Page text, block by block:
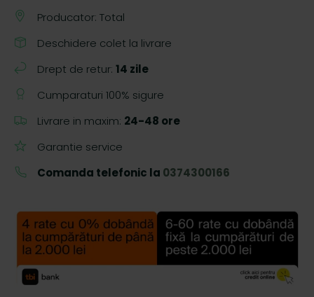
Producator: Total
Deschidere colet la livrare
Drept de retur: 14 zile
Cumparaturi 100% sigure
Livrare in maxim: 24-48 ore
Garantie service
Comanda telefonic la 0374300166